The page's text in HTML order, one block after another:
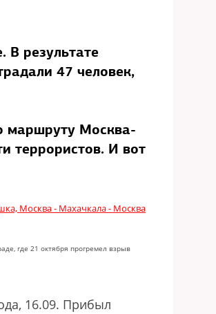
В результате
47 человек,
маршруту Москва-
террористов. И вот
Москва - Махачкала - Москва
где 21 октября прогремел взрыв
16.09. Прибыл